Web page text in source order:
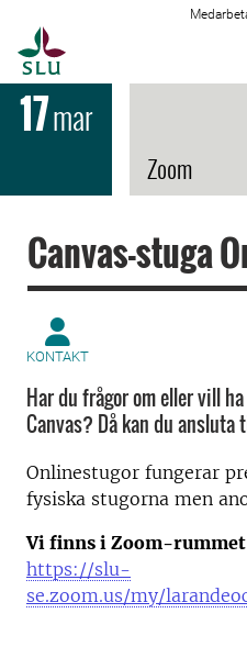
17mar
Zoom
Canvas-stuga
KONTAKT
Har du frågor om eller vill
Canvas? Då kan du ansluta
Onlinestugor fungerar
fysiska stugorna men
Vi finns i Zoom-rummet
https://slu-
se.zoom.us/my/